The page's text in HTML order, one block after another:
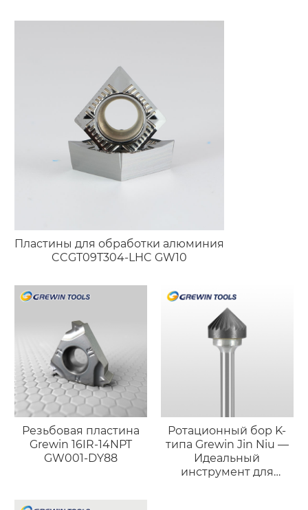
Пластины для обработки алюминия
CCGT09T304-LHC GW10
Резьбовая пластина
Grewin 16IR-14NPT
GW001-DY88
Ротационный бор K-
типа Grewin Jin Niu —
Идеальный
инструмент для